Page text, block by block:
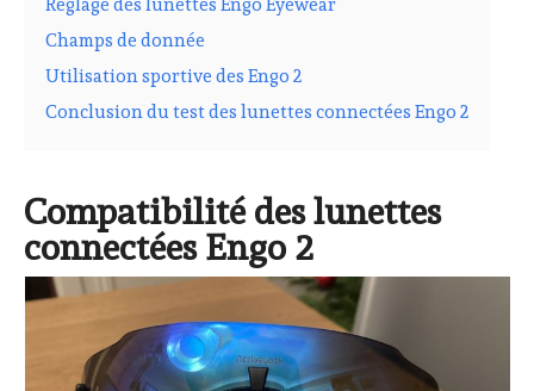
Réglage des lunettes Engo Eyewear
Champs de donnée
Utilisation sportive des Engo 2
Conclusion du test des lunettes connectées Engo 2
Compatibilité des lunettes
connectées Engo 2